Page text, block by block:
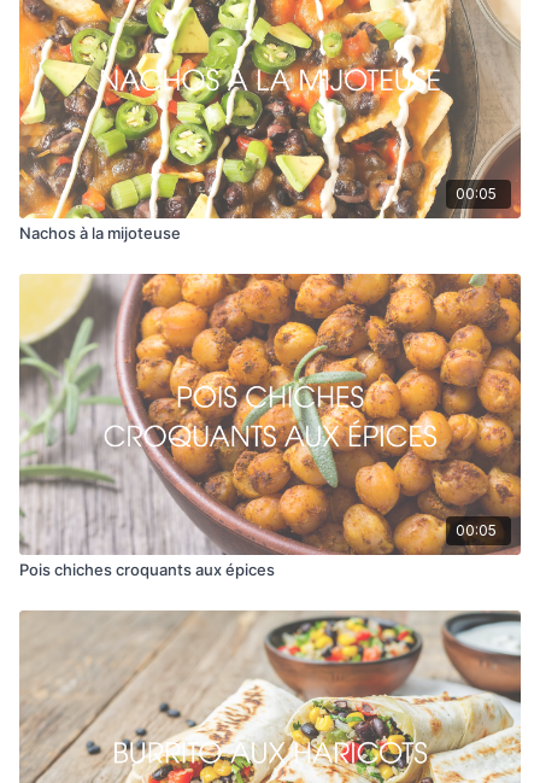
Ajouter les poivrons et poursuivre la cuisson environ 1
minute. Saler et poivrer.
Mettre les croustilles sur une plaque, y ajouter les pois
chiches, les poivrons, le chou et les olives. Garnir de
fromage.
Cuire au four environ 15 minutes.
00:05
Nachos à la mijoteuse
00:05
Pois chiches croquants aux épices